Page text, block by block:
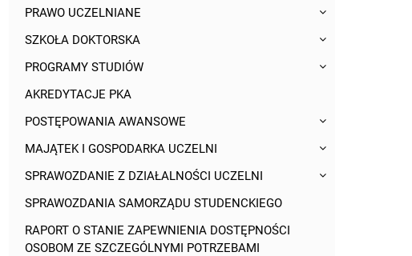
PRAWO UCZELNIANE
SZKOŁA DOKTORSKA
PROGRAMY STUDIÓW
AKREDYTACJE PKA
POSTĘPOWANIA AWANSOWE
MAJĄTEK I GOSPODARKA UCZELNI
SPRAWOZDANIE Z DZIAŁALNOŚCI UCZELNI
SPRAWOZDANIA SAMORZĄDU STUDENCKIEGO
RAPORT O STANIE ZAPEWNIENIA DOSTĘPNOŚCI
OSOBOM ZE SZCZEGÓLNYMI POTRZEBAMI